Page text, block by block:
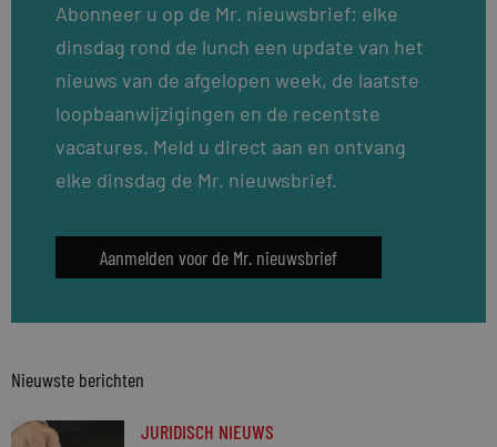
Abonneer u op de Mr. nieuwsbrief: elke
dinsdag rond de lunch een update van het
nieuws van de afgelopen week, de laatste
loopbaanwijzigingen en de recentste
vacatures. Meld u direct aan en ontvang
elke dinsdag de Mr. nieuwsbrief.
Aanmelden voor de Mr. nieuwsbrief
Nieuwste berichten
JURIDISCH NIEUWS